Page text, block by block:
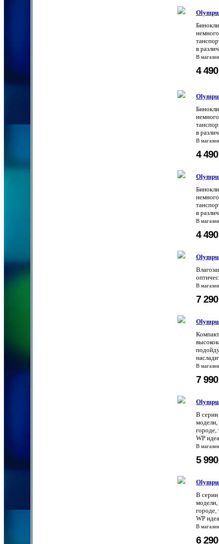
в
В
4
в
В
4
в
В
4
В
7
В
7
В серии
модели,
городе,
WP
В
5
В серии
модели,
городе,
WP
В
6